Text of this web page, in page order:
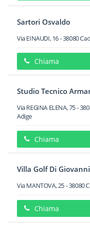
Sartori Osvaldo
Via EINAUDI, 16-38080
Chiama
Studio Tecnico
Via REGINA ELENA, 75-
Adige
Chiama
Villa Golf Di
Via MANTOVA, 25-38080
Chiama